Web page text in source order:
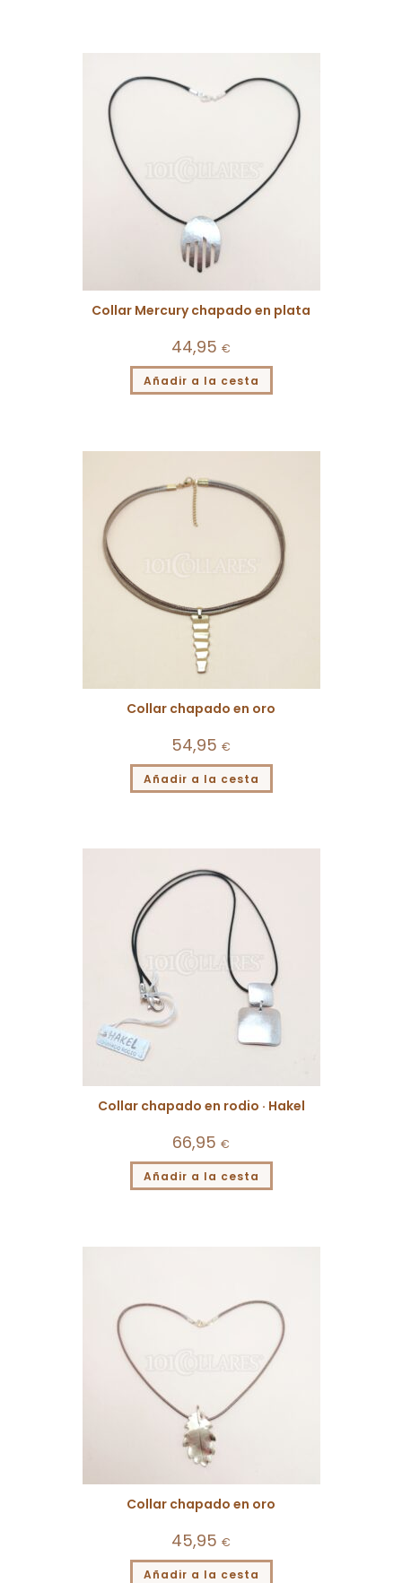
Collar Mercury chapado en plata
44,95 €
Añadir a la cesta
Collar chapado en oro
54,95 €
Añadir a la cesta
Collar chapado en rodio · Hakel
66,95 €
Añadir a la cesta
Collar chapado en oro
45,95 €
Añadir a la cesta